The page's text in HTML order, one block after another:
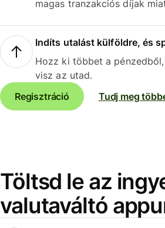
magas tranzakciós díjak
Indíts utalást külföldre, és
Hozz ki többet a
visz az utad.
Regisztráció
Tudj meg
Töltsd le az
valutaváltó